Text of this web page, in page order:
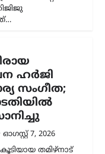
എഥനോൾ-
ജനകീയ
ഓഗസ്റ്റ്‌ 7, 2026
എഥനോൾ-
രൂക്ഷ